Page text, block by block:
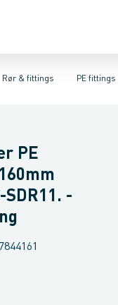
Rør & fittings
& anboringerPE fittings
PE fittings Duktiljern
60gr.Vinkler 45gr.
PE
SDR11. -